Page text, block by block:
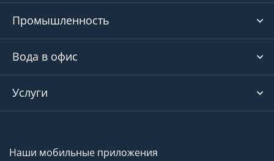
Промышленность
Вода в офис
Услуги
Наши мобильные приложения